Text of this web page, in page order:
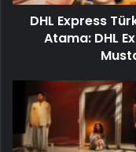
DHL Express
Atama: DHL